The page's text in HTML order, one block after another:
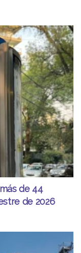
de 44
de 2026